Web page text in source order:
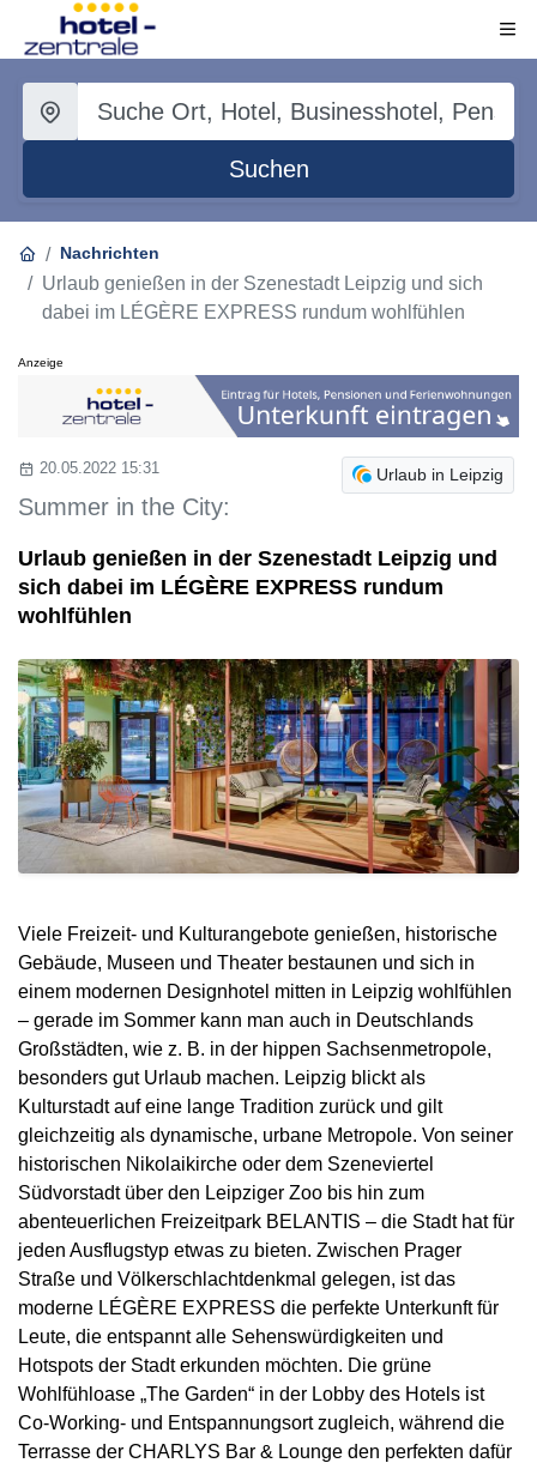
Suchen
Nachrichten
Urlaub genießen in der Szenestadt Leipzig und sich
dabei im LÉGÈRE EXPRESS rundum wohlfühlen
Anzeige
Urlaub in Leipzig
20.05.2022 15:31
Summer in the City:
Urlaub genießen in der Szenestadt Leipzig und
sich dabei im LÉGÈRE EXPRESS rundum
wohlfühlen
Viele Freizeit- und Kulturangebote genießen, historische
Gebäude, Museen und Theater bestaunen und sich in
einem modernen Designhotel mitten in Leipzig wohlfühlen
– gerade im Sommer kann man auch in Deutschlands
Großstädten, wie z. B. in der hippen Sachsenmetropole,
besonders gut Urlaub machen. Leipzig blickt als
Kulturstadt auf eine lange Tradition zurück und gilt
gleichzeitig als dynamische, urbane Metropole. Von seiner
historischen Nikolaikirche oder dem Szeneviertel
Südvorstadt über den Leipziger Zoo bis hin zum
abenteuerlichen Freizeitpark BELANTIS – die Stadt hat für
jeden Ausflugstyp etwas zu bieten. Zwischen Prager
Straße und Völkerschlachtdenkmal gelegen, ist das
moderne LÉGÈRE EXPRESS die perfekte Unterkunft für
Leute, die entspannt alle Sehenswürdigkeiten und
Hotspots der Stadt erkunden möchten. Die grüne
Wohlfühloase „The Garden“ in der Lobby des Hotels ist
Co-Working- und Entspannungsort zugleich, während die
Terrasse der CHARLYS Bar & Lounge den perfekten dafür